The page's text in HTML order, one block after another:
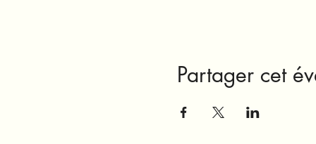
Partager cet